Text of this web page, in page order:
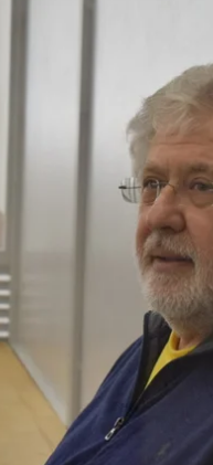
у СІЗО за
про замовлення
України за
захід за
йому